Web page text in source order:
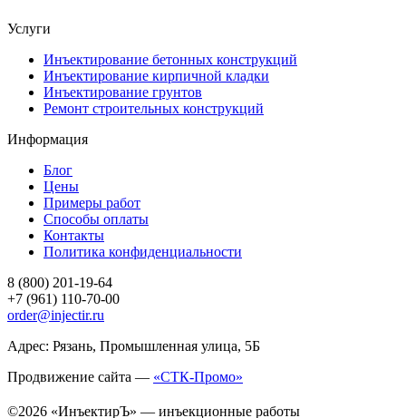
Услуги
Инъектирование бетонных конструкций
Инъектирование кирпичной кладки
Инъектирование грунтов
Ремонт строительных конструкций
Информация
Блог
Цены
Примеры работ
Способы оплаты
Контакты
Политика конфиденциальности
8 (800) 201-19-64
+7 (961) 110-70-00
order@injectir.ru
Адрес: Рязань, Промышленная улица, 5Б
Продвижение сайта — «СТК-Промо»
©2026 «ИнъектирЪ» — инъекционные работы